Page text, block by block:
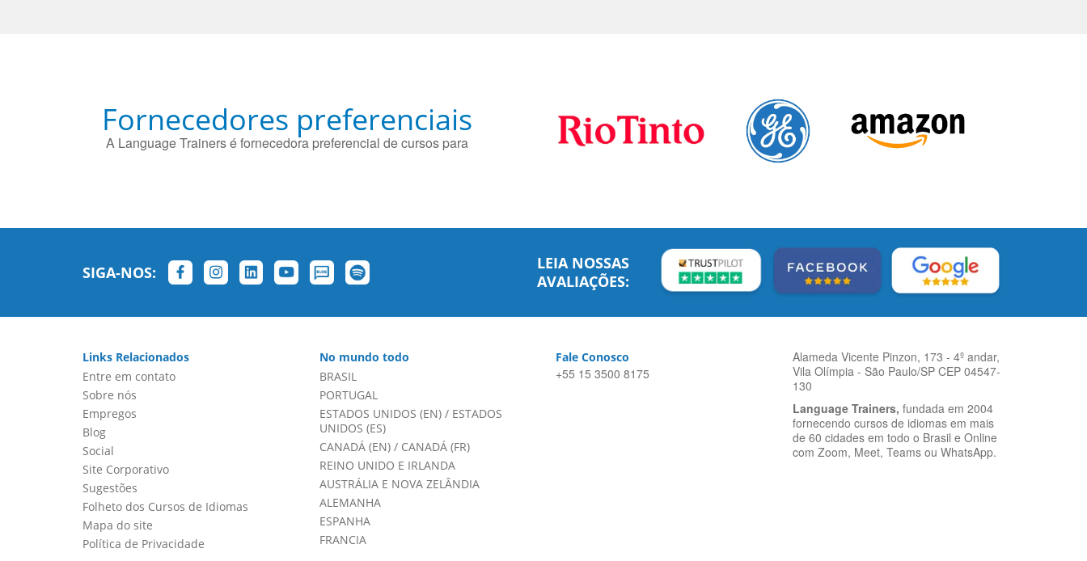
Fornecedores preferenciais
A Language Trainers é fornecedora preferencial de cursos para
SIGA-NOS:
LEIA NOSSAS
AVALIAÇÕES:
Links Relacionados
Entre em contato
Sobre nós
Empregos
Blog
Social
Site Corporativo
Sugestões
Folheto dos Cursos de Idiomas
Mapa do site
Política de Privacidade
No mundo todo
BRASIL
PORTUGAL
ESTADOS UNIDOS (EN)/ ESTADOS
UNIDOS (ES)
CANADÁ (EN)/ CANADÁ (FR)
REINO UNIDO E IRLANDA
AUSTRÁLIA E NOVA ZELÂNDIA
ALEMANHA
ESPANHA
FRANCIA
Fale Conosco
+55 15 3500 8175
Alameda Vicente Pinzon, 173 - 4º andar,
Vila Olímpia - São Paulo/SP CEP 04547-
130
Language Trainers, fundada em 2004
fornecendo cursos de idiomas em mais
de 60 cidades em todo o Brasil e Online
com Zoom, Meet, Teams ou WhatsApp.